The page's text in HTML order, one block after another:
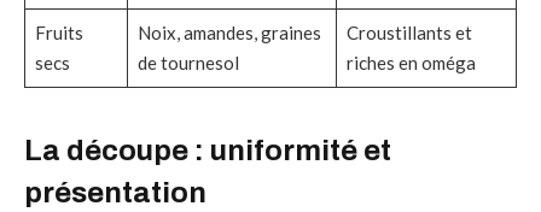
Fruits
secs
Noix, amandes, graines
de tournesol
Croustillants et
riches en oméga
La découpe : uniformité et
présentation